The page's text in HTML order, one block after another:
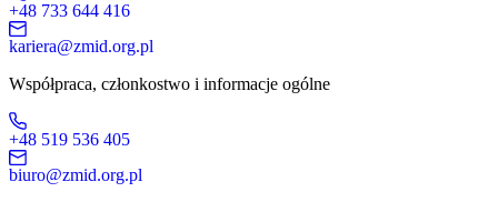
+48 733 644 416
kariera@zmid.org.pl
Współpraca, członkostwo i informacje ogólne
+48 519 536 405
biuro@zmid.org.pl